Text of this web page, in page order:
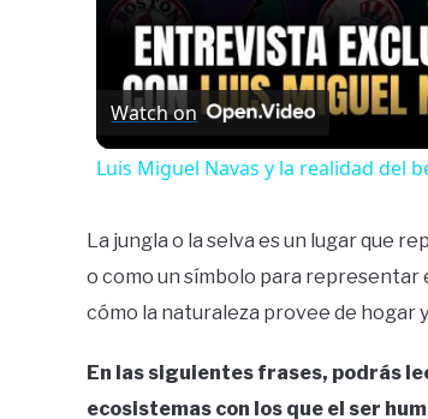
Watch on
Luis Miguel Navas y la realidad del
La jungla o la selva es un lugar que
o como un símbolo para representar
cómo la naturaleza provee de hogar
En las siguientes frases, podrás
ecosistemas con los que el ser